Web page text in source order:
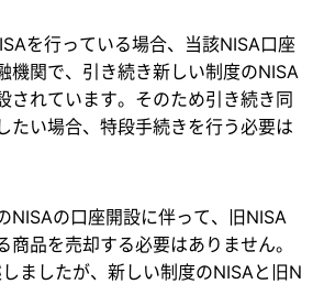
を行っている場合、当該NISA口座
機関で、引き続き新しい制度のNISA
されています。そのため引き続き同
たい場合、特段手続きを行う必要は
NISAの口座開設に伴って、旧NISA
商品を売却する必要はありません。
ましたが、新しい制度のNISAと旧N